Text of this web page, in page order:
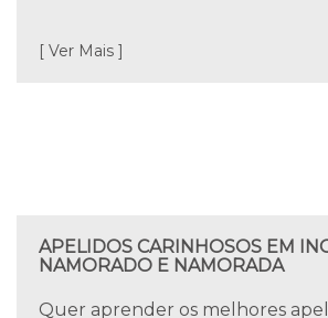
[ Ver Mais ]
APELIDOS CARINHOSOS EM
NAMORADO E NAMORADA
Quer aprender os melhores